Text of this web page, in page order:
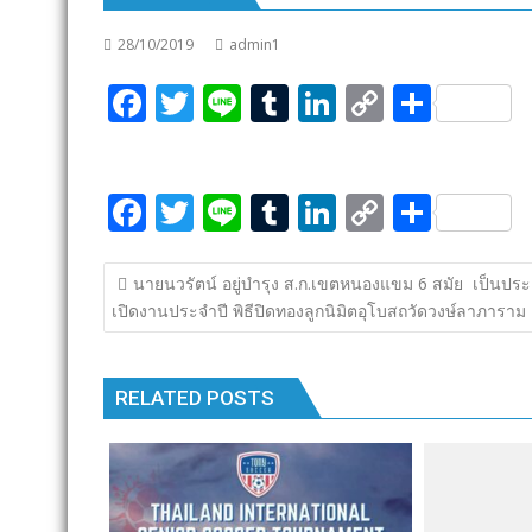
28/10/2019 admin1
F
ac
b
o
o
k
T
w
er
Li
n
T
u
bl
r
Li
n
e
dI
n
C
o
y
Li
n
k
S
h
e
F
ac
e
b
o
k
T
w
itt
er
Li
n
e
T
u
m
bl
Li
n
k
e
C
o
p
y
k
S
h
ar
e
แนะแนว
เรื่อง
นายนวรัตน์ อยู่บำรุง ส.ก.เขตหนองแขม 6 สมัย เป็นปร
เปิดงานประจำปี พิธีปิดทองลูกนิมิตอุโบสถวัดวงษ์ลาภาราม
RELATED POSTS